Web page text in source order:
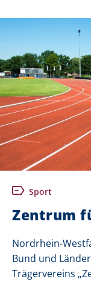
Sport
Zentrum
Nordrhein-
Bund und
Trägervereins